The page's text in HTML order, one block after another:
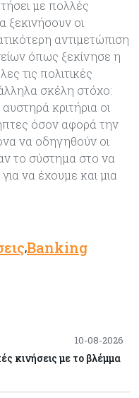
με πολλές
ξεκινήσουν οι
αντιμετώπιση
όπως ξεκίνησε η
τις πολιτικές
σκέλη στόχο:
κριτήρια οι
όσον αφορά την
να οδηγηθούν οι
το σύστημα στο να
να έχουμε και μια
,Banking
10-08-2026
κινήσεις με το βλέμμα